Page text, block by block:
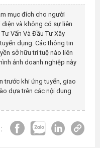
mục đích cho người
và không có sự liên
Tư Vấn Và Đầu Tư Xây
dụng. Các thông tin
sở hữu trí tuệ nào liên
ảnh doanh nghiệp này
trước khi ứng tuyển, giao
dựa trên các nội dung